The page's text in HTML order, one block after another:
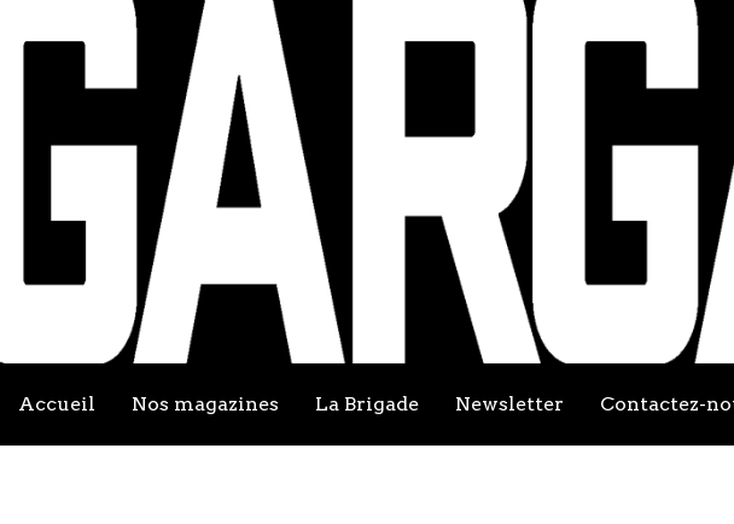
Accueil Nos magazines La Brigade Newsletter Contactez-